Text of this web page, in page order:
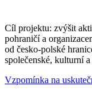
Cíl projektu: zvýšit
pohraničí a
od česko-polské
společenské, kulturní
Vzpomínka na